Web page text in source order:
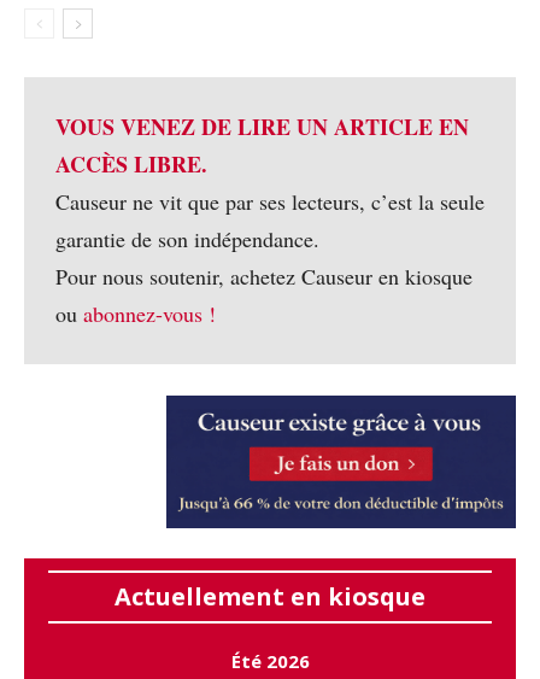
VOUS VENEZ DE LIRE UN ARTICLE EN
ACCÈS LIBRE.
Causeur ne vit que par ses lecteurs, c’est la seule
garantie de son indépendance.
Pour nous soutenir, achetez Causeur en kiosque
ou abonnez-vous !
Actuellement en kiosque
Été 2026